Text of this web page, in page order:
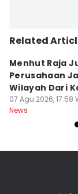
Related
Menhut Raja
Perusahaan
Wilayah Dari
07 Agu 2026, 17:58
News